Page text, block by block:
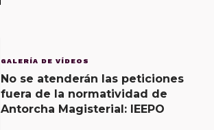
GALERÍA DE VÍDEOS
No se atenderán las peticiones
fuera de la normatividad de
Antorcha Magisterial: IEEPO